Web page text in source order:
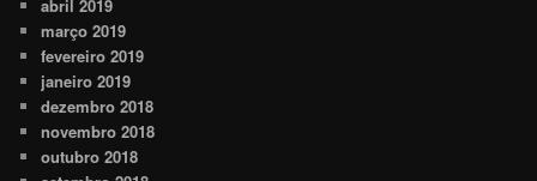
abril 2019
março 2019
fevereiro 2019
janeiro 2019
dezembro 2018
novembro 2018
outubro 2018